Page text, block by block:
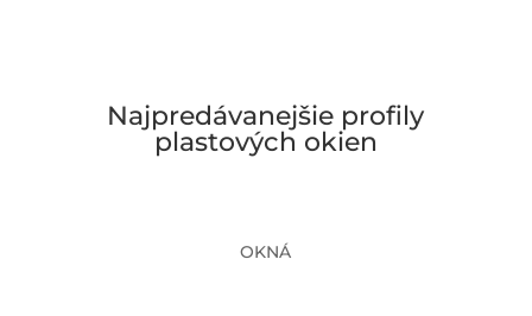
Najpredávanejšie profily
plastových okien
OKNÁ